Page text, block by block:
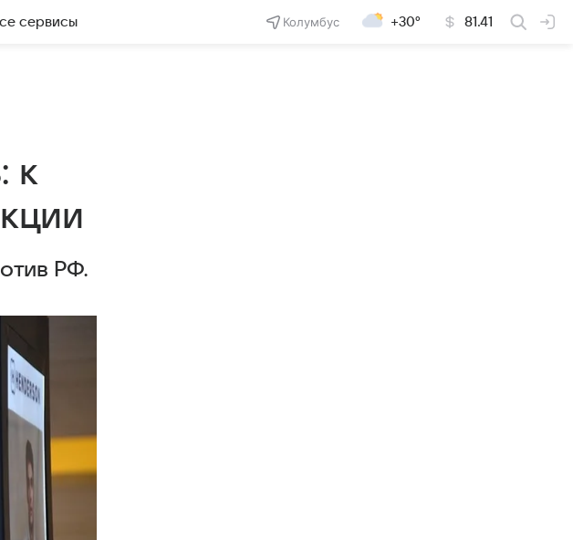
сервисы Колумбус +30° 81.41
к
РФ.